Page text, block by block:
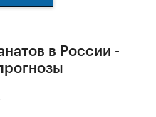
в России -